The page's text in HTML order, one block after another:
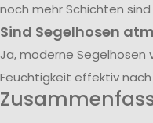
noch mehr Schichten
Sind Segelhosen
Ja, moderne Segelhosen
Feuchtigkeit effektiv